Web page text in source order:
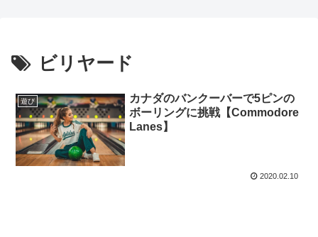
ビリヤード
遊び
カナダのバンクーバーで5ピンの
ボーリングに挑戦【Commodore
Lanes】
2020.02.10